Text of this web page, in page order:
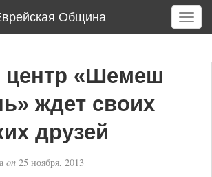
Община
T
o
центр «Шемеш
ждет своих
друзей
on 25 ноября, 2013